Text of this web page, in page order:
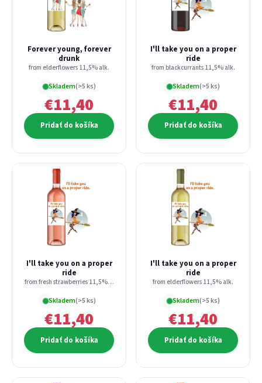
Forever young, forever
drunk
from elderflowers 11,5% alk.
Skladem(>5 ks)
€11,40
Pridať do košíka
I'll take you on a proper
ride
from blackcurrants 11,5% alk.
Skladem(>5 ks)
€11,40
Pridať do košíka
I'll take you on a proper
ride
from fresh strawberries 11,5% alk.
Skladem(>5 ks)
€11,40
Pridať do košíka
I'll take you on a proper
ride
from elderflowers 11,5% alk.
Skladem(>5 ks)
€11,40
Pridať do košíka